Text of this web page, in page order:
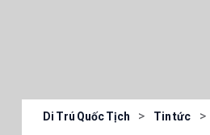
Di Trú Quốc Tịch > Tin tức >